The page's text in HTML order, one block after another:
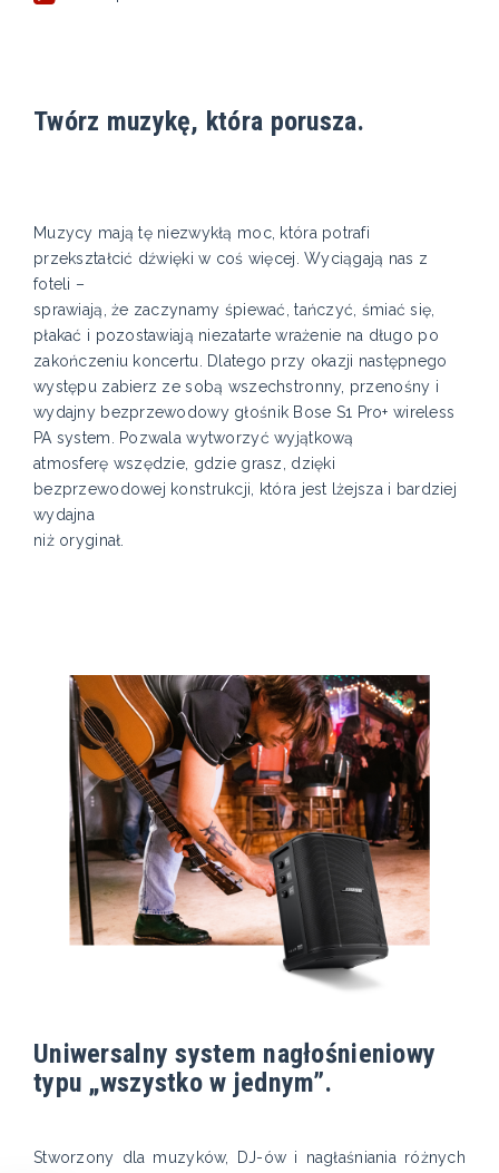
Twórz muzykę, która porusza.
Muzycy mają tę niezwykłą moc, która potrafi
przekształcić dźwięki w coś więcej. Wyciągają nas z
foteli –
sprawiają, że zaczynamy śpiewać, tańczyć, śmiać się,
płakać i pozostawiają niezatarte wrażenie na długo po
zakończeniu koncertu. Dlatego przy okazji następnego
występu zabierz ze sobą wszechstronny, przenośny i
wydajny bezprzewodowy głośnik Bose S1 Pro+ wireless
PA system. Pozwala wytworzyć wyjątkową
atmosferę wszędzie, gdzie grasz, dzięki
bezprzewodowej konstrukcji, która jest lżejsza i bardziej
wydajna
niż oryginał.
Uniwersalny system nagłośnieniowy
typu „wszystko w jednym”.
Stworzony dla muzyków, DJ-ów i nagłaśniania różnych